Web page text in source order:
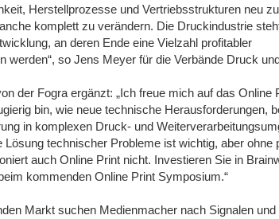
Herstellprozesse und Vertriebsstrukturen neu
komplett zu verändern. Die Druckindustrie
an deren Ende eine Vielzahl profitabler
werden“, so Jens Meyer für die Verbände Druck
der Fogra ergänzt: „Ich freue mich auf das Online
bin, wie neue technische Herausforderungen,
in komplexen Druck- und
Lösung technischer Probleme ist wichtig, aber ohne
auch Online Print nicht. Investieren Sie in
kommenden Online Print Symposium.“
Markt suchen Medienmacher nach Signalen und